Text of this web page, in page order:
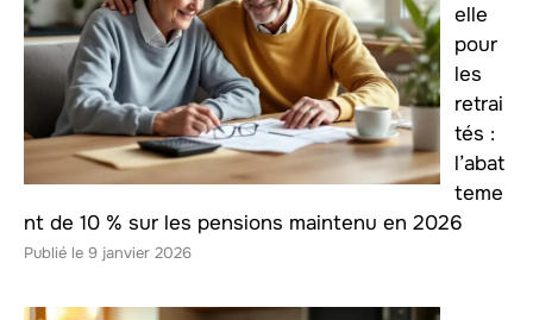
elle
pour
les
retrai
tés :
l’abat
teme
nt de 10 % sur les pensions maintenu en 2026
9 janvier 2026